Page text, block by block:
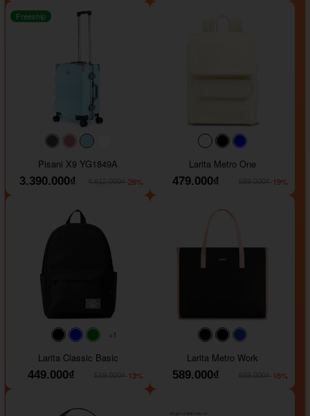
#40454a#b76e79
#9ad8e7
Freeship
Pisani X9 YG1849A
3.390.000₫
-26%
#faf0e6#000000
Larita Metro One
479.000₫
-19%
#faf0e6
#000000#0000FF#008000
+1
Larita Classic Basic
449.000₫
-13%
#000000#000000
Larita Metro Work
589.000₫
-16%